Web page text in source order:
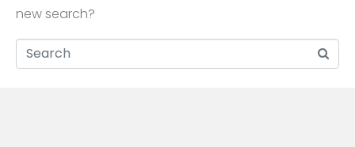
new search?